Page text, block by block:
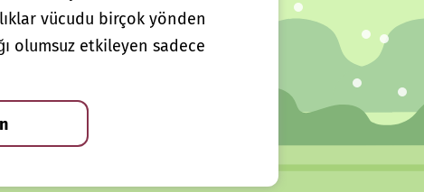
vücudu birçok yönden
olumsuz etkileyen sadece